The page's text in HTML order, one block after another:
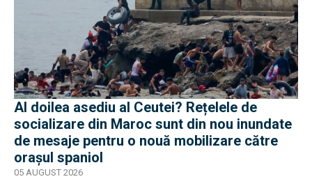
Al doilea asediu al Ceutei? Rețelele de
socializare din Maroc sunt din nou inundate
de mesaje pentru o nouă mobilizare către
orașul spaniol
05 AUGUST 2026